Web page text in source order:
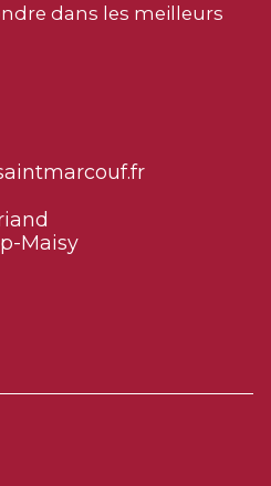
dans les meilleurs
Maisy